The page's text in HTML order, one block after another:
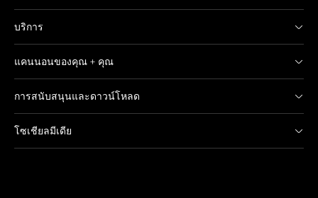
บริการ
แคนนอนของคุณ + คุณ
การสนับสนุนและดาวน์โหลด
โซเชียลมีเดีย